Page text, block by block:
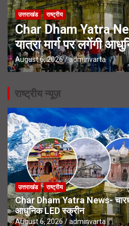
उत्तराखंड राष्ट्रीय
Char Dham Yatra
यात्रा मार्ग पर लगेंगी
August 6, 2026 adminvarta
राष्ट्रीय न्यूज़
उत्तराखंड राष्ट्रीय
Char Dham Yatra News-
आधुनिक LED स्क्रीन
August 6, 2026 adminvarta